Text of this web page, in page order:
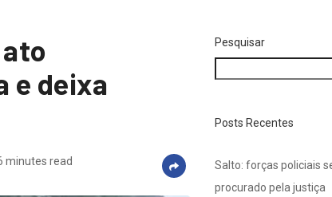
e deixa
minutes read
Pesquisar
Posts Recentes
Salto: forças policiais
procurado pela justiça